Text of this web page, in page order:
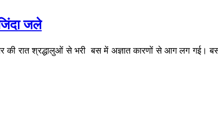
जले
रात श्रद्धालुओं से भरी बस में अज्ञात कारणों से आग लग गई।